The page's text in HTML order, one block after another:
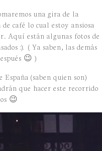
una gira de la
café lo cual estoy ansiosa
Aquí están algunas fotos de
:). ( Ya saben, las demás
😉 )
España (saben quien son)
que hacer este recorrido
😉